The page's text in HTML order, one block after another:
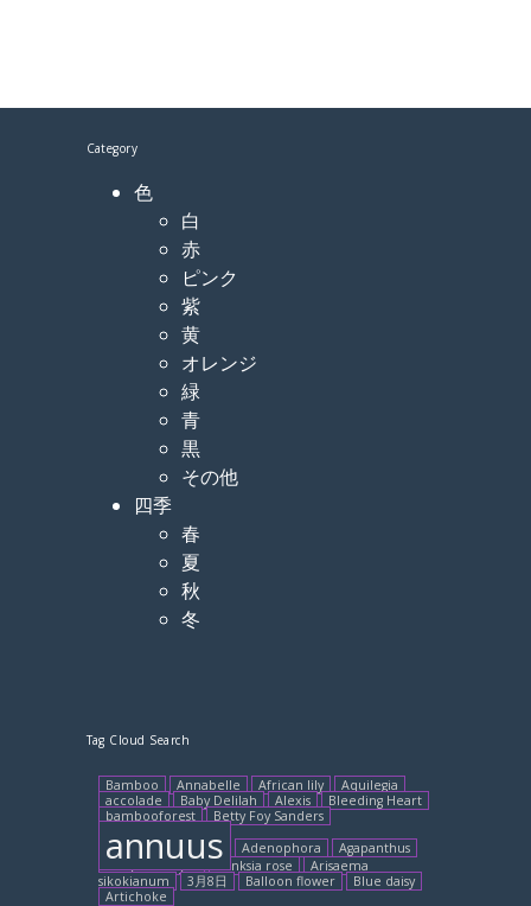
Category
色
白
赤
ピンク
紫
黄
オレンジ
緑
青
黒
その他
四季
春
夏
秋
冬
Tag Cloud Search
Bamboo Annabelle African lily
Aquilegia
accolade
Baby Delilah Alexis
Bleeding Heart
bambooforest
Betty Foy Sanders
annuus Adenophora
Agapanthus
Banksia rose
Arisaema
sikokianum
3月8日 Balloon flower
Blue daisy
Artichoke